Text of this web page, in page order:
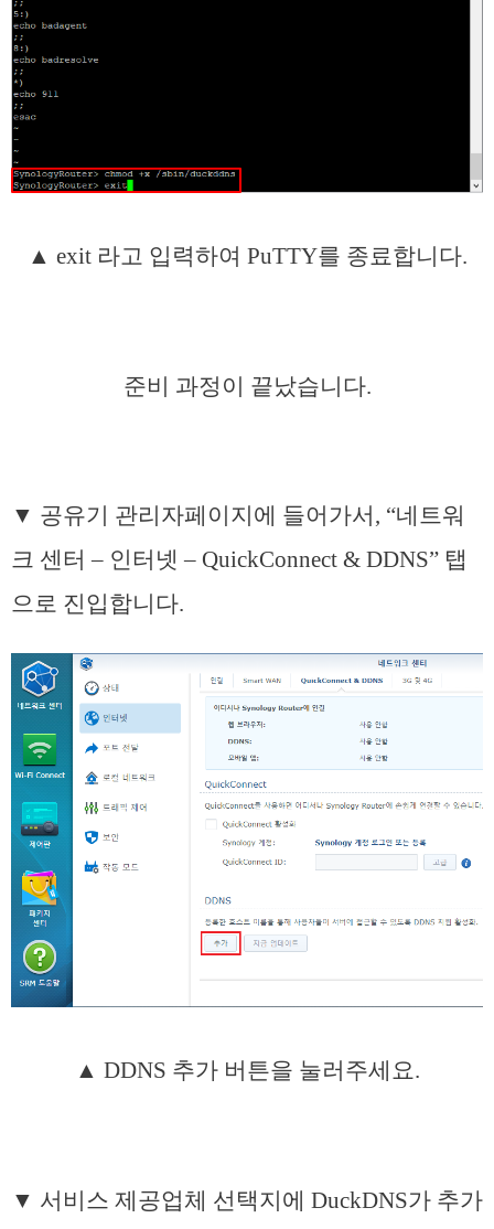
▲ exit 라고 입력하여 PuTTY를 종료합니다.
준비 과정이 끝났습니다.
▼ 공유기 관리자페이지에 들어가서, “네트워
크 센터 – 인터넷 – QuickConnect & DDNS” 탭
으로 진입합니다.
▲ DDNS 추가 버튼을 눌러주세요.
▼ 서비스 제공업체 선택지에 DuckDNS가 추가